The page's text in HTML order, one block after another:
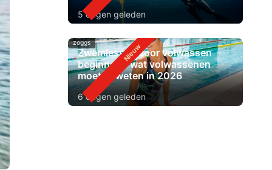
5 dagen geleden
zoggs
Zwemlessen voor volwassen
beginners: wat volwassenen
moeten weten in 2026
6 dagen geleden